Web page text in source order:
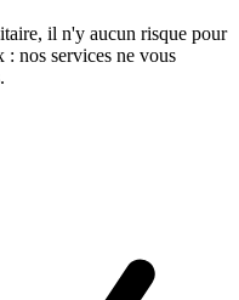
il n'y aucun risque pour
: nos services ne vous